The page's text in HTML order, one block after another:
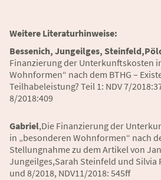
Weitere Literaturhinweise:
Bessenich, Jungeilges,
Finanzierung der Unterkunftskosten
Wohnformen“ nach dem BTHG –
Teilhabeleistung? Teil 1: NDV 7/
8/2018:409
Gabriel,Die Finanzierung der
in „besonderen Wohnformen“ nach
Stellungnahme zu dem Artikel von
Jungeilges,Sarah Steinfeld und Silvia
und 8/2018, NDV11/2018: 545ff